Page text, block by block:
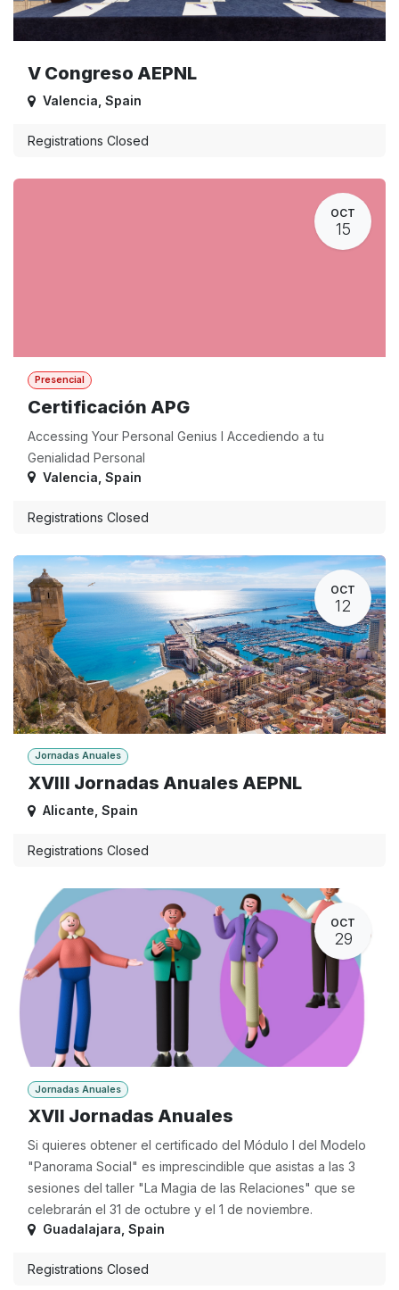
V Congreso AEPNL
Valencia Spain
Registrations Closed
OCT
15
Presencial
Certificación APG
Accessing Your Personal Genius I Accediendo a tu
Genialidad Personal
Valencia Spain
Registrations Closed
OCT
12
Jornadas Anuales
XVIII Jornadas Anuales AEPNL
Alicante Spain
Registrations Closed
OCT
29
Jornadas Anuales
XVII Jornadas Anuales
Si quieres obtener el certificado del Módulo I del Modelo
"Panorama Social" es imprescindible que asistas a las 3
sesiones del taller "La Magia de las Relaciones" que se
celebrarán el 31 de octubre y el 1 de noviembre.
Guadalajara Spain
Registrations Closed